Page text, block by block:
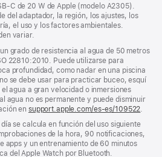
de 20 W de Apple (modelo A2305).
del adaptador, la región, los ajustes, los
el uso y los factores ambientales.
variar.
grado de resistencia al agua de 50 metros
22810:2010. Puede utilizarse para
profundidad, como nadar en una piscina
se debe usar para practicar buceo, esquí
agua a gran velocidad o inmersiones
agua no es permanente y puede disminuir
en support.apple.com/es-es/109522
se calcula en función del uso siguiente
de la hora, 90 notificaciones,
apps y un entrenamiento de 60 minutos
del Apple Watch por Bluetooth.